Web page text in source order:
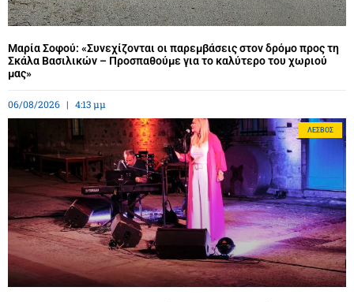
Μαρία Σοφού: «Συνεχίζονται οι παρεμβάσεις στον δρόμο προς τη
Σκάλα Βασιλικών – Προσπαθούμε για το καλύτερο του χωριού
μας»
06/08/2026 4:13 μμ
ΛΈΣΒΟΣ